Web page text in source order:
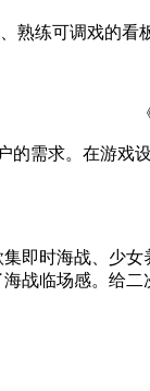
熟练可调戏的
需求。在游戏
即时海战、少
战临场感。给二